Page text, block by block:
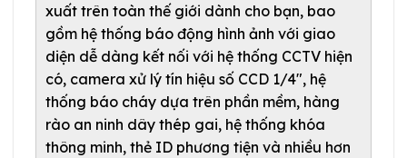
xuất trên toàn thế giới dành cho bạn, bao
gồm hệ thống báo động hình ảnh với giao
diện dễ dàng kết nối với hệ thống CCTV hiện
có, camera xử lý tín hiệu số CCD 1/4″, hệ
thống báo cháy dựa trên phần mềm, hàng
rào an ninh dây thép gai, hệ thống khóa
thông minh, thẻ ID phương tiện và nhiều hơn